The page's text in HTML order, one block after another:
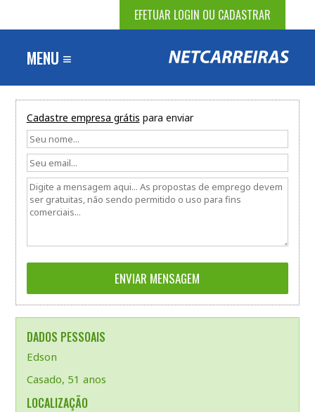
EFETUAR LOGIN OU CADASTRAR
MENU ≡
Cadastre empresa grátis para enviar
DADOS PESSOAIS
Edson
Casado, 51 anos
LOCALIZAÇÃO